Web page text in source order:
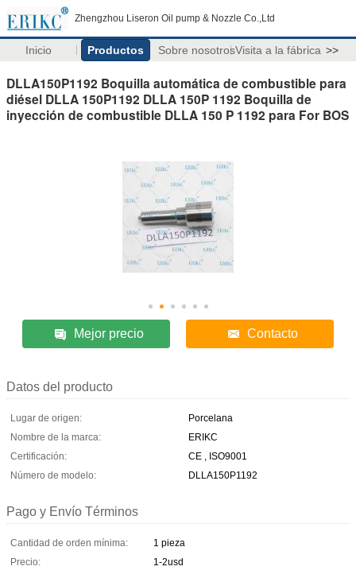
Zhengzhou Liseron Oil pump & Nozzle Co.,Ltd
Inicio Productos Sobre nosotrosVisita a la fábrica >>
DLLA150P1192 Boquilla automática de combustible para
diésel DLLA 150P1192 DLLA 150P 1192 Boquilla de
inyección de combustible DLLA 150 P 1192 para For BOS
Mejor precio Contacto
Datos del producto
Lugar de origen:
Porcelana
Nombre de la marca:
ERIKC
Certificación:
CE , ISO9001
Número de modelo:
DLLA150P1192
Pago y Envío Términos
Cantidad de orden mínima:
1 pieza
Precio:
1-2usd